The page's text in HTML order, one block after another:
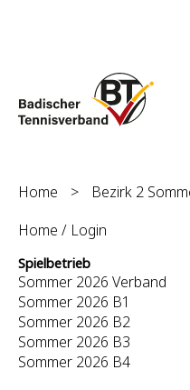
Home > Bezirk 2
Home / Login
Spielbetrieb
Sommer 2026 Verband
Sommer 2026 B1
Sommer 2026 B2
Sommer 2026 B3
Sommer 2026 B4